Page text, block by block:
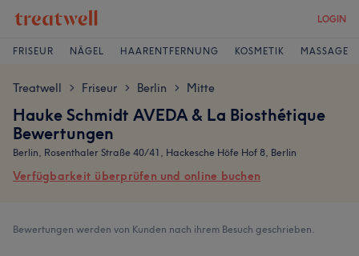
LOGIN
FRISEUR NÄGEL HAARENTFERNUNG KOSMETIK MASSAGE
Treatwell > Friseur > Berlin > Mitte
Hauke Schmidt AVEDA & La Biosthétique
Bewertungen
Berlin, Rosenthaler Straße 40/41, Hackesche Höfe Hof 8, Berlin
Verfügbarkeit überprüfen und online buchen
Bewertungen werden von Kunden nach ihrem Besuch geschrieben.